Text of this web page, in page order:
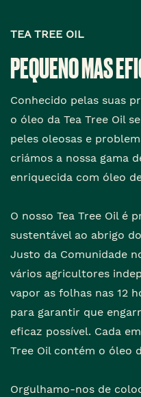
TEA TREE OIL
PEQUENO MAS
Conhecido pelas suas
o óleo da Tea Tree Oil
peles oleosas e
criámos a nossa gama
enriquecida com óleo
O nosso Tea Tree Oil é
sustentável ao abrigo
Justo da Comunidade
vários agricultores
vapor as folhas nas 12
para garantir que
eficaz possível. Cada
Tree Oil contém o óleo
Orgulhamo-nos de